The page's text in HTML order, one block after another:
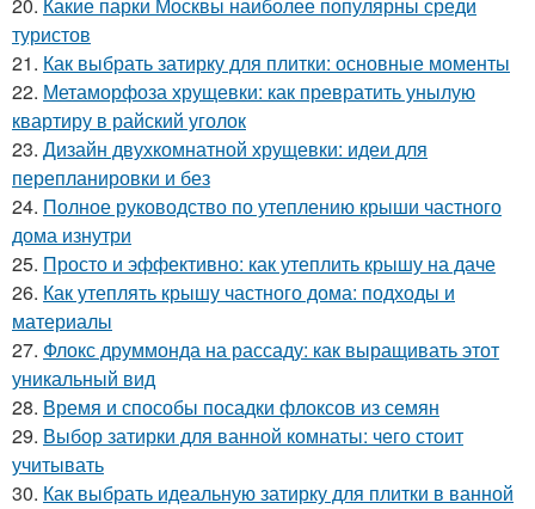
туристов
21. Как выбрать затирку для плитки: основные моменты
22. Метаморфоза хрущевки: как превратить унылую
квартиру в райский уголок
23. Дизайн двухкомнатной хрущевки: идеи для
перепланировки и без
24. Полное руководство по утеплению крыши частного
дома изнутри
25. Просто и эффективно: как утеплить крышу на даче
26. Как утеплять крышу частного дома: подходы и
материалы
27. Флокс друммонда на рассаду: как выращивать этот
уникальный вид
28. Время и способы посадки флоксов из семян
29. Выбор затирки для ванной комнаты: чего стоит
учитывать
30. Как выбрать идеальную затирку для плитки в ванной